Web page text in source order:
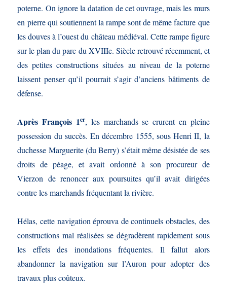
poterne. On ignore la datation de cet ouvrage, mais les murs
en pierre qui soutiennent la rampe sont de même facture que
les douves à l’ouest du château médiéval. Cette rampe figure
sur le plan du parc du XVIIIe. Siècle retrouvé récemment, et
des petites constructions situées au niveau de la poterne
laissent penser qu’il pourrait s’agir d’anciens bâtiments de
défense.
Après François 1er, les marchands se crurent en pleine
possession du succès. En décembre 1555, sous Henri II, la
duchesse Marguerite (du Berry) s’était même désistée de ses
droits de péage, et avait ordonné à son procureur de
Vierzon de renoncer aux poursuites qu’il avait dirigées
contre les marchands fréquentant la rivière.
Hélas, cette navigation éprouva de continuels obstacles, des
constructions mal réalisées se dégradèrent rapidement sous
les effets des inondations fréquentes. Il fallut alors
abandonner la navigation sur l’Auron pour adopter des
travaux plus coûteux.